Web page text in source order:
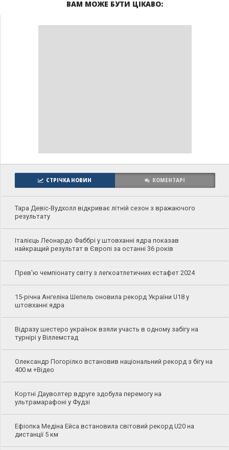
ВАМ МОЖЕ БУТИ ЦІКАВО:
СТРІЧКА НОВИН КОМЕНТАРІ
Тара Девіс-Вудхолл відкриває літній сезон з вражаючого
результату
Італієць Леонардо Фаббрі у штовханні ядра показав
найкращий результат в Європі за останні 36 років
Прев'ю чемпіонату світу з легкоатлетичних естафет 2024
15-річна Ангеліна Шепель оновила рекорд України U18 у
штовханні ядра
Відразу шестеро українок взяли участь в одному забігу на
турнірі у Віллемстад
Олександр Погорілко встановив національний рекорд з бігу на
400 м +Відео
Кортні Дауволтер вдруге здобула перемогу на
ультрамарафоні у Фудзі
Ефіопка Медіна Ейса встановила світовий рекорд U20 на
дистанції 5 км